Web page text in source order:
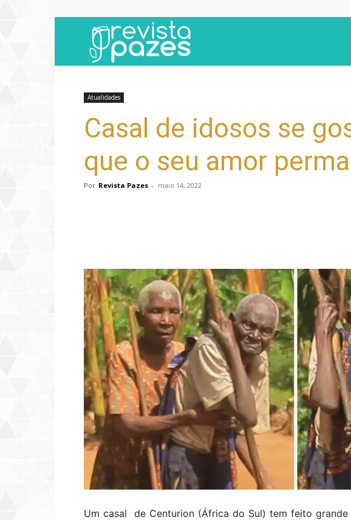
Atualidades
Casal de idosos se
que o seu amor
Por Revista Pazes - maio 14, 2022
Um casal de Centurion (África do Sul) tem feito grande